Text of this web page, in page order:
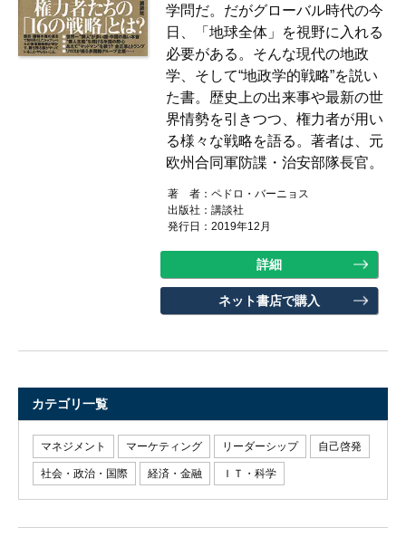
学問だ。だがグローバル時代の今
日、「地球全体」を視野に入れる
必要がある。そんな現代の地政
学、そして“地政学的戦略”を説い
た書。歴史上の出来事や最新の世
界情勢を引きつつ、権力者が用い
る様々な戦略を語る。著者は、元
欧州合同軍防諜・治安部隊長官。
著 者： ペドロ・バーニョス
出版社： 講談社
発行日：2019年12月
詳細
ネット書店で購入
カテゴリ一覧
マネジメント マーケティング リーダーシップ 自己啓発
社会・政治・国際 経済・金融 ＩＴ・科学